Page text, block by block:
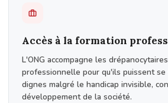
Accès à la formation
L'ONG accompagne les
professionnelle pour qu'ils puissent
dignes malgré le handicap invisible,
développement de la société.